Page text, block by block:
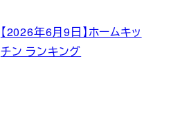
【2026年6月9日】ホームキッ
チン ランキング